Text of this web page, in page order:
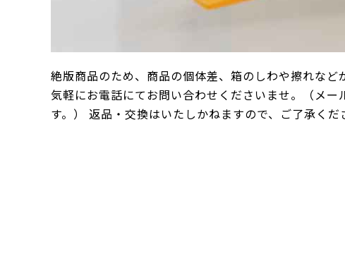
絶版商品のため、商品の個体差、箱のしわや擦れな
気軽にお電話にてお問い合わせくださいませ。（メ
す。） 返品・交換はいたしかねますので、ご了承くだ